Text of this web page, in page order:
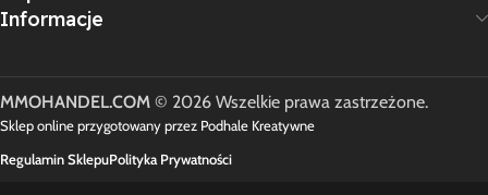
Informacje
MMOHANDEL.COM © 2026 Wszelkie prawa zastrzeżone.
Sklep online przygotowany przez Podhale Kreatywne
Regulamin SklepuPolityka Prywatności